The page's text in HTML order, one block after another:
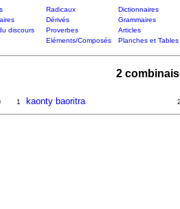
Radicaux
Dictionnaires
Dérivés
Grammaires
discours Proverbes
Articles
Eléments/Composés Planches et Tables
2
1 kaonty baoritra